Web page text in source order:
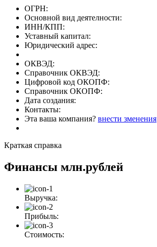
ОГРН:
Основной вид деятелности:
ИНН/КПП:
Уставный капитал:
Юридический адрес:
ОКВЭД:
Справочник ОКВЭД:
Цифровой код ОКОПФ:
Справочник ОКОПФ:
Дата создания:
Контакты:
Эта ваша компания? внести зменения
Краткая справка
Финансы млн.рублей
Выручка:
Прибыль:
Стоимость: